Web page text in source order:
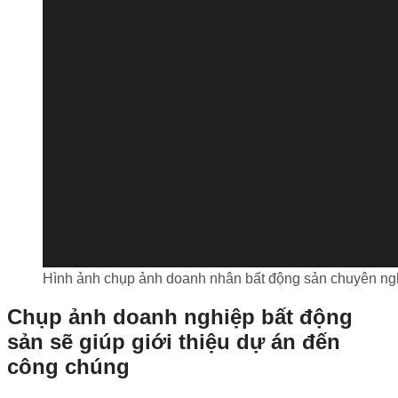
Hình ảnh chụp ảnh doanh nhân bất động sản chuyên
Chụp ảnh doanh nghiệp bất động
sản sẽ giúp giới thiệu dự án đến
công chúng